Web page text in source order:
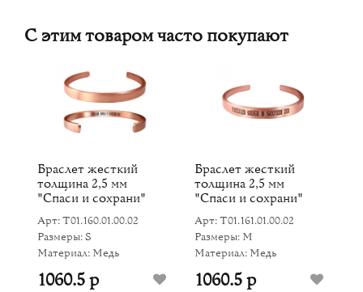
С этим товаром часто покупают
Браслет жесткий
толщина 2,5 мм
"Спаси и сохрани"
Арт: Т01.160.01.00.02
Размеры: S
Материал: Медь
1060.5 р
Браслет жесткий
толщина 2,5 мм
"Спаси и сохрани"
Арт: Т01.161.01.00.02
Размеры: M
Материал: Медь
1060.5 р